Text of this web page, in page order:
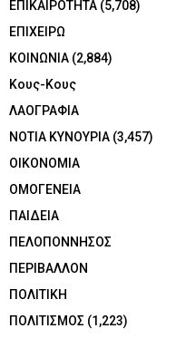
ΕΠΙΚΑΙΡΟΤΗΤΑ (5,708)
ΕΠΙΧΕΙΡΩ
ΚΟΙΝΩΝΙΑ (2,884)
Κους-Κους
ΛΑΟΓΡΑΦΙΑ
ΝΟΤΙΑ ΚΥΝΟΥΡΙΑ (3,457)
ΟΙΚΟΝΟΜΙΑ
ΟΜΟΓΕΝΕΙΑ
ΠΑΙΔΕΙΑ
ΠΕΛΟΠΟΝΝΗΣΟΣ
ΠΕΡΙΒΑΛΛΟΝ
ΠΟΛΙΤΙΚΗ
ΠΟΛΙΤΙΣΜΟΣ (1,223)